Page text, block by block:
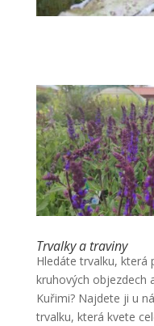
Trvalky a traviny
Hledáte trvalku, která
kruhových objezdech
Kuřimi? Najdete ji u
trvalku, která kvete